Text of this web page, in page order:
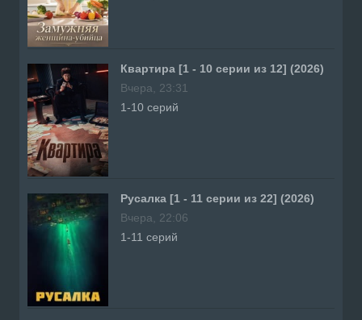
Квартира [1 - 10 серии из 12] (2026)
Вчера, 23:31
1-10 серий
Русалка [1 - 11 серии из 22] (2026)
Вчера, 22:06
1-11 серий